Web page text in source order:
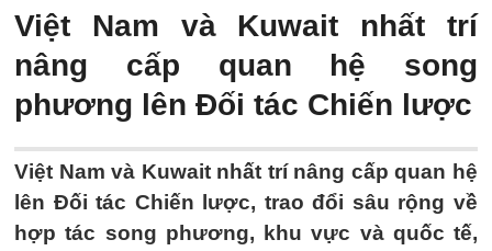
Việt Nam và Kuwait nhất trí
nâng cấp quan hệ song
phương lên Đối tác Chiến lược
Việt Nam và Kuwait nhất trí nâng cấp quan hệ
lên Đối tác Chiến lược, trao đổi sâu rộng về
hợp tác song phương, khu vực và quốc tế,